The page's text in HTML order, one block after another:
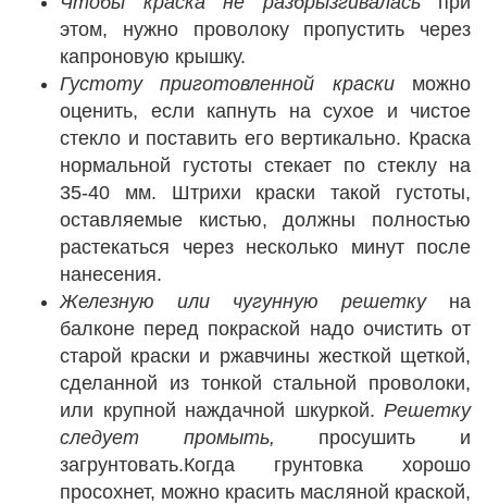
этом, нужно проволоку пропустить через
капроновую крышку.
Густоту приготовленной краскиможно
оценить, если капнуть на сухое и чистое
стекло и поставить его вертикально. Краска
нормальной густоты стекает по стеклу на
35-40 мм. Штрихи краски такой густоты,
оставляемые кистью, должны полностью
растекаться через несколько минут после
нанесения.
Железную или чугунную решетку на
балконе перед покраской надо очистить от
старой краски и ржавчины жесткой щеткой,
сделанной из тонкой стальной проволоки,
или крупной наждачной шкуркой. Решетку
следует промыть, просушить и
загрунтовать.Когда грунтовка хорошо
просохнет, можно красить масляной краской,